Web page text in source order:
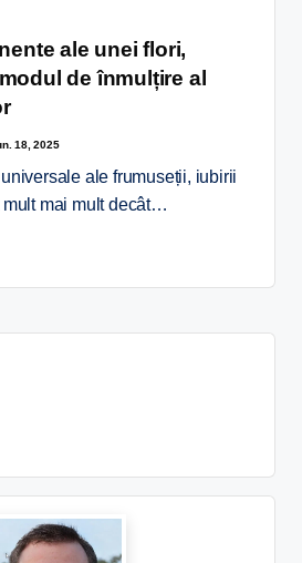
ale unei flori,
de înmulțire al
18, 2025
ale frumuseții, iubirii
mai mult decât…